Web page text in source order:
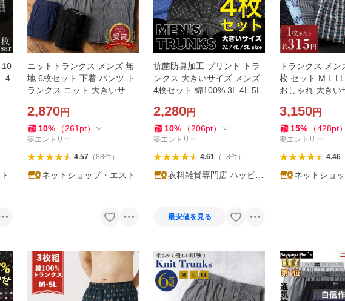
10
4
ニットトランクス メンズ 無
地 6枚セット 下着 パンツ ト
ランクス ニット 大きいサイ
2,870円
10% （261 pt）
要エントリー
4.57（88件）
ネットショップ・エスト
抗菌防臭加工 プリント トラ
ンクス 大きいサイズ メンズ
4枚セット 綿100% 3L 4L 5L
2,280円
10% （206pt）
要エントリー
4.61（ 18件）
衣料雑貨専門店 ハッピー
最安値を見る
トランクス メ
枚 セット M L
おしゃれ 大きい
ボタン閉じ 柄 安
3,150円
15% （428pt）
要エントリー
4.46
ネットショ